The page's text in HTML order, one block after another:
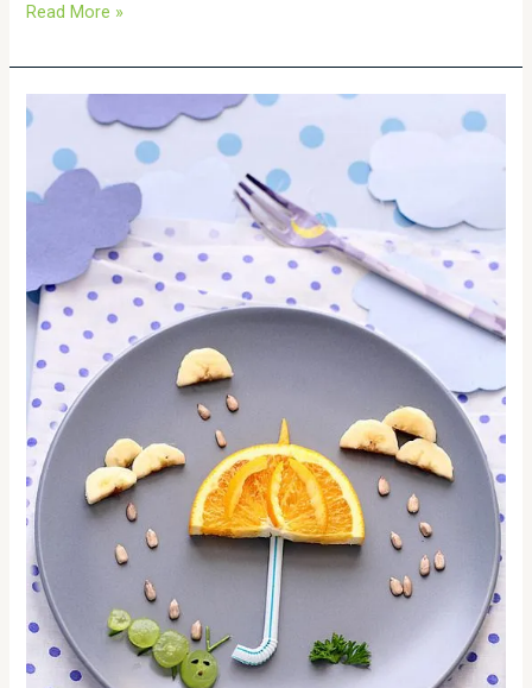
Read More »
धो
धो
पावसाळ्यातला
रिमझिम